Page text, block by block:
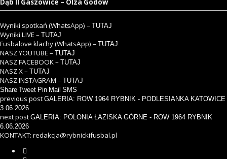
Dąb II Gaszowice – Olza Godów
Wyniki spotkań (WhatsApp) – TUTAJ
Wyniki LIVE – TUTAJ
Fusbalove klachy (WhatsApp) – TUTAJ
NASZ YOUTUBE – TUTAJ
NASZ FACEBOOK – TUTAJ
NASZ X – TUTAJ
NASZ INSTAGRAM – TUTAJ
Share Tweet Pin Mail SMS
previous postGALERIA: ROW 1964 RYBNIK - PODLESIANKA KATOWICE
3.06.2026
next postGALERIA: POLONIA ŁAZISKA GÓRNE - ROW 1964 RYBNIK
6.06.2026
KONTAKT: redakcja@rybnickifusbal.pl